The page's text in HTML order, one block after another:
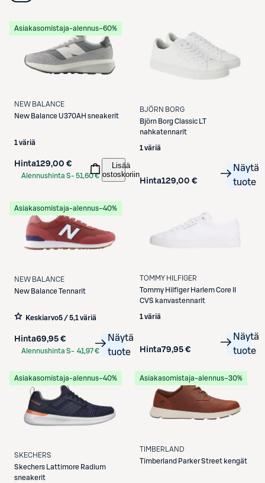
Asiakasomistaja-alennus−60%
NEW BALANCE
New BalanceU370AH sneakerit
1 väriä
Hinta129,00 €
Alennushinta S-51,60 €
Lisää
ostoskoriin
BJÖRN BORG
Björn Borg Classic LT
nahkatennarit
1 väriä
Hinta129,00 €
Näytä
tuote
Asiakasomistaja-alennus−40%
NEW BALANCE
New BalanceTennarit
Keskiarvo5 / 5,1 väriä
Hinta69,95 €
Alennushinta S- 41,97 €
Näytä
tuote
TOMMY HILFIGER
Tommy Hilfiger Harlem Core II
CVS kanvastennarit
1 väriä
Hinta79,95 €
Näytä
tuote
Asiakasomistaja-alennus−40%
SKECHERS
Skechers
Lattimore Radium
sneakerit
Asiakasomistaja-alennus−30%
TIMBERLAND
Timberland Parker Street kengät